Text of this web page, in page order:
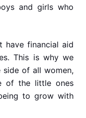
and girls who
have financial aid
This is why we
of all women,
of the little ones
to grow with